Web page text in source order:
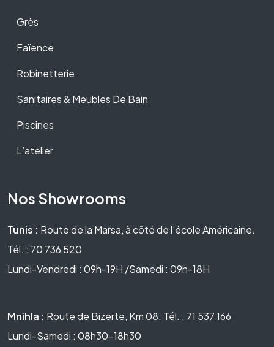
Grès
Faïence
Robinetterie
Sanitaires & Meubles De Bain
Piscines
L’atelier
Nos Showrooms
Tunis : Route de la Marsa, à côté de l'école Américaine.
Tél. : 70 736 520
Lundi-Vendredi : 09h-19H /Samedi : 09h-18H
Mnihla : Route de Bizerte, Km 08. Tél. : 71 537 166
Lundi-Samedi : 08h30-18h30